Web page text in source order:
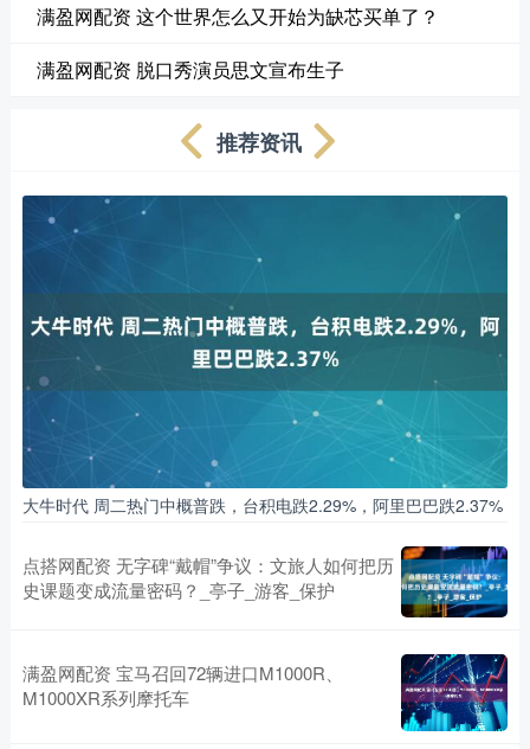
满盈网配资 这个世界怎么又开始为缺芯买单了？
满盈网配资 脱口秀演员思文宣布生子
推荐资讯
大牛时代 周二热门中概普跌，台积电跌2.29%，阿里巴巴跌2.37%
点搭网配资 无字碑“戴帽”争议：文旅人如何把历
史课题变成流量密码？_亭子_游客_保护
满盈网配资 宝马召回72辆进口M1000R、
M1000XR系列摩托车